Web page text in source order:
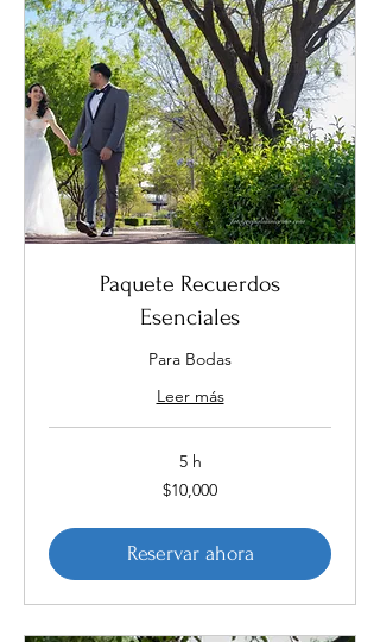
Paquete Recuerdos
Esenciales
Para Bodas
Leer más
5 h
$10,000
Reservar ahora